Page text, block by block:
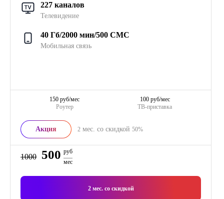
227 каналов
Телевидение
40 Гб/2000 мин/500 СМС
Мобильная связь
Роутер
150 руб/мес
ТВ-приставка
100 руб/мес
Акция 2 мес. со скидкой 50%
1000 500 руб
мес
2мес. со скидкой